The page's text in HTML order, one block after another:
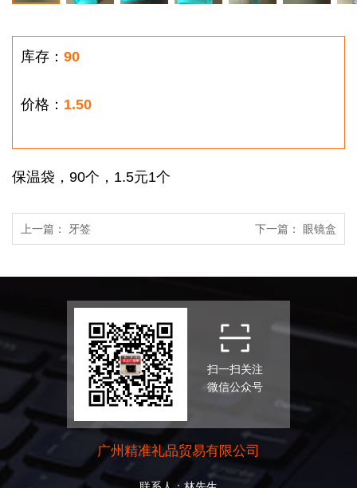
库存： 90
价格： 1.50
保温袋，90个，1.5元1个
上一篇： 牙签 下一篇： 眼镜盒
扫一扫关注
微信公众号
广州精准礼品贸易有限公司